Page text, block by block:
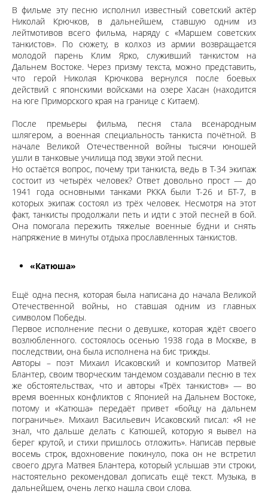
В фильме эту песню исполнил известный советский актёр
Николай Крючков, в дальнейшем, ставшую одним из
лейтмотивов всего фильма, наряду с «Маршем советских
танкистов». По сюжету, в колхоз из армии возвращается
молодой парень Клим Ярко, служивший танкистом на
Дальнем Востоке. Через призму текста, можно представить,
что герой Николая Крючкова вернулся после боевых
действий с японскими войсками на озере Хасан (находится
на юге Приморского края на границе с Китаем).
После премьеры фильма, песня стала всенародным
шлягером, а военная специальность танкиста почётной. В
начале Великой Отечественной войны тысячи юношей
ушли в танковые училища под звуки этой песни.
Но остаётся вопрос, почему три танкиста, ведь в Т-34 экипаж
состоит из четырёх человек? Ответ довольно прост — до
1941 года основными танками РККА были Т-26 и БТ-7, в
которых экипаж состоял из трёх человек. Несмотря на этот
факт, танкисты продолжали петь и идти с этой песней в бой.
Она помогала пережить тяжелые военные будни и снять
напряжение в минуты отдыха прославленных танкистов.
«Катюша»
Ещё одна песня, которая была написана до начала Великой
Отечественной войны, но ставшая одним из главных
символом Победы.
Первое исполнение песни о девушке, которая ждёт своего
возлюбленного. состоялось осенью 1938 года в Москве, в
последствии, она была исполнена на бис трижды.
Авторы – поэт Михаил Исаковский и композитор Матвей
Блантер, своим творческим тандемом создавали песню в тех
же обстоятельствах, что и авторы «Трёх танкистов» — во
время военных конфликтов с Японией на Дальнем Востоке,
потому и «Катюша» передаёт привет «бойцу на дальнем
пограничье». Михаил Васильевич Исаковский писал: «Я не
знал, что дальше делать с Катюшей, которую я вывел на
берег крутой, и стихи пришлось отложить». Написав первые
восемь строк, вдохновение покинуло, пока он не встретил
своего друга Матвея Блантера, который услышав эти строки,
настоятельно рекомендовал дописать ещё текст. Музыка, в
дальнейшем, очень легко нашла свои слова.